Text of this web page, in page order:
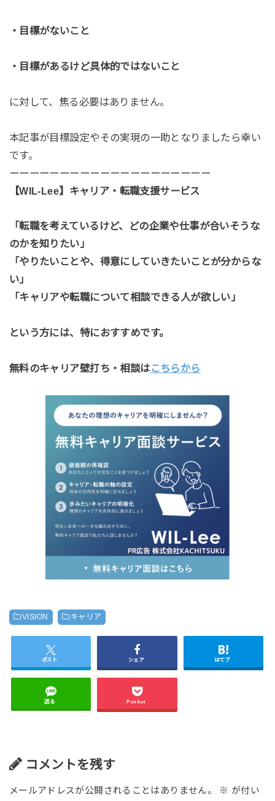
・目標がないこと
・目標があるけど具体的ではないこと
に対して、焦る必要はありません。
本記事が目標設定やその実現の一助となりましたら幸い
です。
ーーーーーーーーーーーーーーーーーーーー
【WIL-Lee】キャリア・転職支援サービス
「転職を考えているけど、どの企業や仕事が合いそうな
のかを知りたい」
「やりたいことや、得意にしていきたいことが分からな
い」
「キャリアや転職について相談できる人が欲しい」
という方には、特におすすめです。
無料のキャリア壁打ち・相談は こちらから
VISION キャリア
ポスト シェア はてブ
送る Pocket
コメントを残す
メールアドレスが公開されることはありません。 ※ が付い